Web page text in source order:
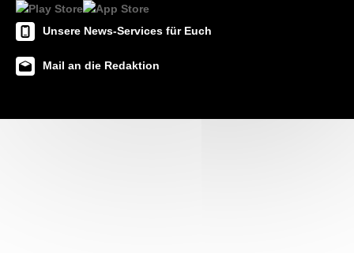
Unsere News-Services für Euch
Mail an die Redaktion